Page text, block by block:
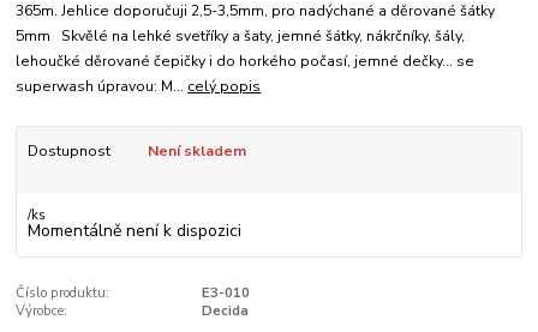
365m. Jehlice doporučuji 2,5-3,5mm, pro nadýchané a děrované šátky
5mm Skvělé na lehké svetříky a šaty, jemné šátky, nákrčníky, šály,
lehoučké děrované čepičky i do horkého počasí, jemné dečky... se
superwash úpravou: M... celý popis
Dostupnost Není skladem
/ks
Momentálně není k dispozici
Číslo produktu:
E3-010
Výrobce:
Decida